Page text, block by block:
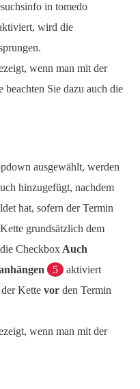
in tomedo
wird die
wenn man mit der
Sie dazu auch die
ausgewählt, werden
hinzugefügt, nachdem
hat, sofern der Termin
grundsätzlich dem
Checkbox Auch
5
aktiviert
Kette vor den Termin
wenn man mit der